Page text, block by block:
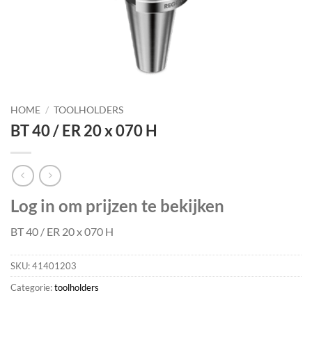
HOME / TOOLHOLDERS
BT 40 / ER 20 x 070 H
Log in om prijzen te bekijken
BT 40 / ER 20 x 070 H
SKU:41401203
Categorie:toolholders